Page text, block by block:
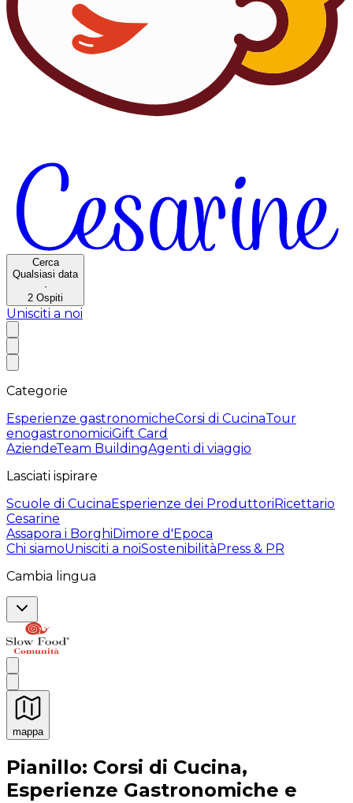
Cerca
Qualsiasi data
·
2 Ospiti
Unisciti a noi
Categorie
Esperienze gastronomicheCorsi di CucinaTour
enogastronomiciGift Card
AziendeTeam BuildingAgenti di viaggio
Lasciati ispirare
Scuole di CucinaEsperienze dei ProduttoriRicettario
Cesarine
Assapora i BorghiDimore d'Epoca
Chi siamoUnisciti a noiSostenibilitàPress & PR
Cambia lingua
mappa
Esperienze culinarie indimenticabili: Esperienze
Pianillo: Corsi di Cucina,
Esperienze Gastronomiche e